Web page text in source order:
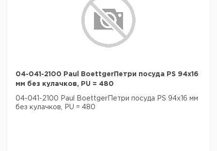
04-041-2100 Paul BoettgerПетри посуда PS 94x16
мм без кулачков, PU = 480
04-041-2100 Paul BoettgerПетри посуда PS 94x16 мм
без кулачков, PU = 480